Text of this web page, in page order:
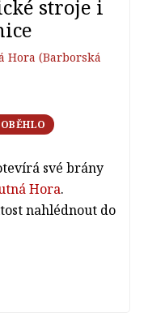
stroje i
(Barborská
své brány
Hora.
nahlédnout do